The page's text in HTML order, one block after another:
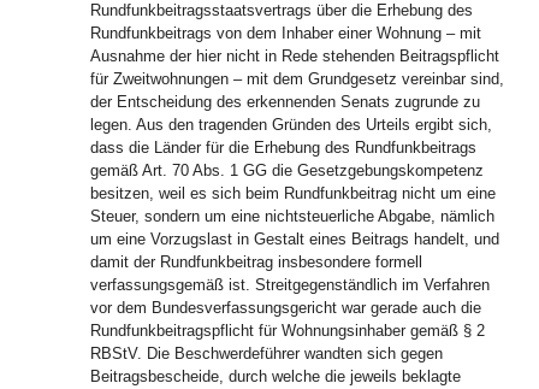
Rundfunkbeitragsstaatsvertrags über die Erhebung des
Rundfunkbeitrags von dem Inhaber einer Wohnung – mit
Ausnahme der hier nicht in Rede stehenden Beitragspflicht
für Zweitwohnungen – mit dem Grundgesetz vereinbar sind,
der Entscheidung des erkennenden Senats zugrunde zu
legen. Aus den tragenden Gründen des Urteils ergibt sich,
dass die Länder für die Erhebung des Rundfunkbeitrags
gemäß Art. 70 Abs. 1 GG die Gesetzgebungskompetenz
besitzen, weil es sich beim Rundfunkbeitrag nicht um eine
Steuer, sondern um eine nichtsteuerliche Abgabe, nämlich
um eine Vorzugslast in Gestalt eines Beitrags handelt, und
damit der Rundfunkbeitrag insbesondere formell
verfassungsgemäß ist. Streitgegenständlich im Verfahren
vor dem Bundesverfassungsgericht war gerade auch die
Rundfunkbeitragspflicht für Wohnungsinhaber gemäß § 2
RBStV. Die Beschwerdeführer wandten sich gegen
Beitragsbescheide, durch welche die jeweils beklagte